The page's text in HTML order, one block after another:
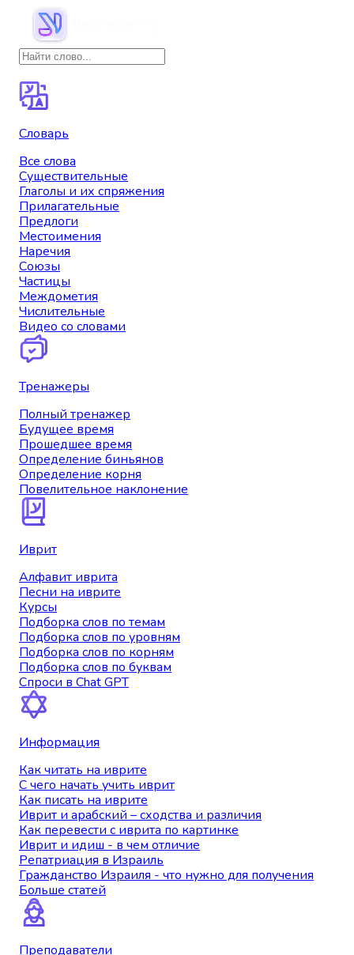
Словарь
Все слова
Существительные
Глаголы и их спряжения
Прилагательные
Предлоги
Местоимения
Наречия
Союзы
Частицы
Междометия
Числительные
Видео со словами
Тренажеры
Полный тренажер
Будущее время
Прошедшее время
Определение биньянов
Определение корня
Повелительное наклонение
Иврит
Алфавит иврита
Песни на иврите
Курсы
Подборка слов по темам
Подборка слов по уровням
Подборка слов по корням
Подборка слов по буквам
Спроси в Chat GPT
Информация
Как читать на иврите
С чего начать учить иврит
Как писать на иврите
Иврит и арабский – сходства и различия
Как перевести с иврита по картинке
Иврит и идиш - в чем отличие
Репатриация в Израиль
Гражданство Израиля - что нужно для получения
Больше статей
Преподаватели